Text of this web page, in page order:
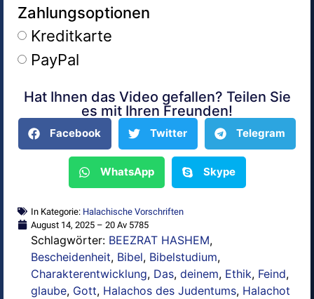
Zahlungsoptionen
Kreditkarte
PayPal
Alternative:
Hat Ihnen das Video gefallen? Teilen Sie
es mit Ihren Freunden!
Facebook Twitter Telegram
WhatsApp Skype
In Kategorie: Halachische Vorschriften
August 14, 2025 – 20 Av 5785
Schlagwörter: BEEZRAT HASHEM,
Bescheidenheit, Bibel, Bibelstudium,
Charakterentwicklung, Das, deinem, Ethik, Feind,
glaube, Gott, Halachos des Judentums, Halachot